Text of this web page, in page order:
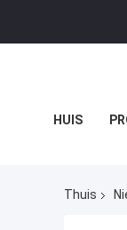
HUIS
Thuis